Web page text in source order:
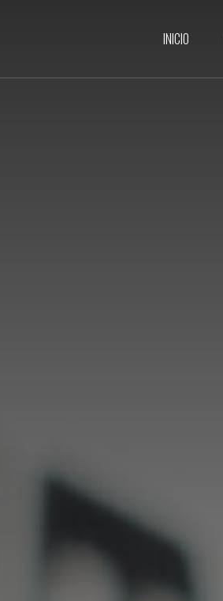
INICIO